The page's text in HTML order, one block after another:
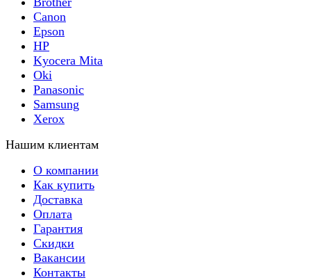
Canon
Epson
HP
Kyocera Mita
Oki
Panasonic
Samsung
Xerox
Нашим клиентам
О компании
Как купить
Доставка
Оплата
Гарантия
Скидки
Вакансии
Контакты